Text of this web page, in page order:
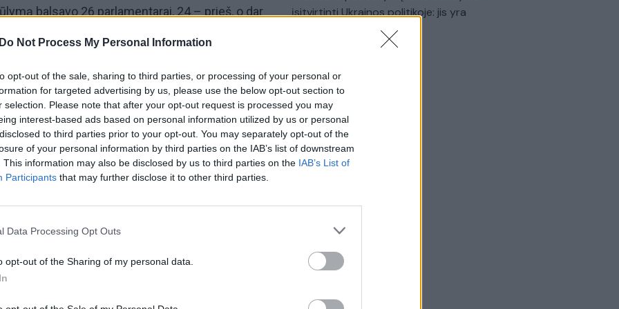
Do Not Process My Personal Information
opt-out of the sale, sharing to third parties, or processing of your personal or
for targeted advertising by us, please use the below opt-out section to
selection. Please note that after your opt-out request is processed you may
interest-based ads based on personal information utilized by us or personal
to third parties prior to your opt-out. You may separately opt-out of the
of your personal information by third parties on the IAB’s list of downstream
This information may also be disclosed by us to third parties on the IAB’s List of
Participants that may further disclose it to other third parties.
Data Processing Opt Outs
opt-out of the Sharing of my personal data.
balsavo 26 parlamentarai, 24 – prieš, o dar
klausimo atidėjimui. Grupė Seimo narių
pirkėjų amžiaus ribą, bet tik silpniems
15 procentų stiprumo siūloma leisti vartoti nuo
asmenims. Tuo tarpu Vyriausybė siūlo leisti
metų neatsižvelgiant į jų stiprumą.
Seimas Aurelijus Veryga
įsitvirtinti Ukrainos politikoje: jis yra